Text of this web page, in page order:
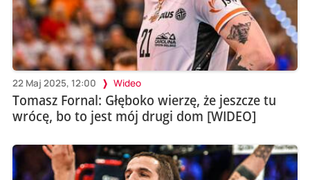
22 Maj 2025, 12:00 Wideo
Tomasz Fornal: Głęboko wierzę, że jeszcze tu
wrócę, bo to jest mój drugi dom [WIDEO]